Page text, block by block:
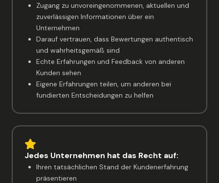
Zugang zu unvoreingenommenen, aktuellen und
zuverlässigen Informationen über ein
Unternehmen
Darauf vertrauen, dass Bewertungen authentisch
und wahrheitsgemäß sind
Echte Erfahrungen und Feedback von anderen
Kunden sehen
Eigene Erfahrungen teilen, um anderen bei
fundierten Entscheidungen zu helfen
Jedes Unternehmen hat das Recht auf:
Ihren tatsächlichen Stand der Kundenerfahrung
präsentieren